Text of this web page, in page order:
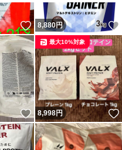
いいね！
8,880円
いいね！
8,998円
最大10%対象